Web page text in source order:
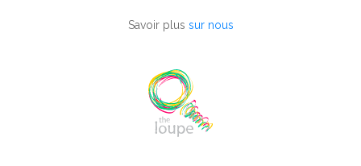
Savoir plus sur nous